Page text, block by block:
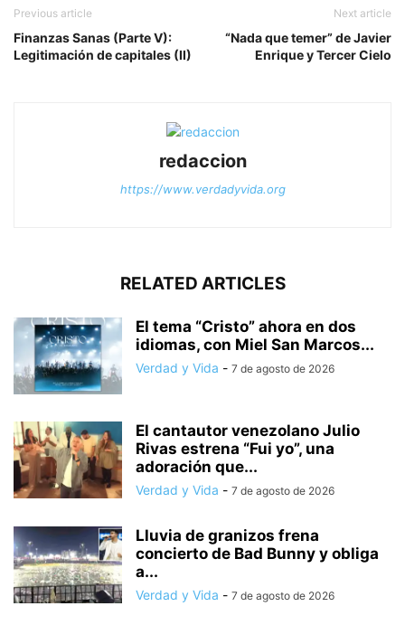
Previous article
Finanzas Sanas (Parte V):
Legitimación de capitales (II)
Next article
“Nada que temer” de Javier
Enrique y Tercer Cielo
redaccion
https://www.verdadyvida.org
RELATED ARTICLES
El tema “Cristo” ahora en dos
idiomas, con Miel San Marcos...
Verdad y Vida - 7 de agosto de 2026
El cantautor venezolano Julio
Rivas estrena “Fui yo”, una
adoración que...
Verdad y Vida - 7 de agosto de 2026
Lluvia de granizos frena
concierto de Bad Bunny y obliga
a...
Verdad y Vida - 7 de agosto de 2026